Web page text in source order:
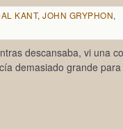
KANT, JOHN GRYPHON,
descansaba, vi una
demasiado grande